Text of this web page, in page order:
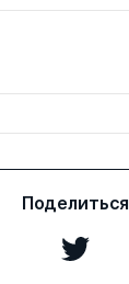
Поделиться